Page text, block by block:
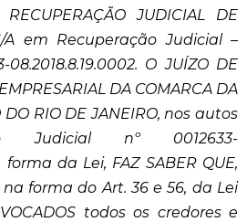
JUDICIAL DE
A em Recuperação Judicial –
08.2018.8.19.0002. O JUÍZO DE
DA COMARCA DA
DO RIO DE JANEIRO, nos autos
Judicial nº 0012633-
forma da Lei, FAZ SABER QUE,
forma do Art. 36 e 56, da Lei
todos os credores e